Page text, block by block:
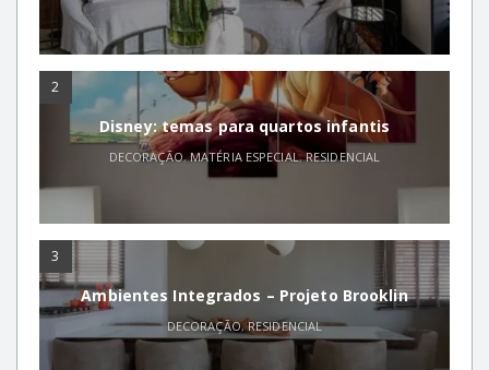
2
Disney: temas para quartos infantis
DECORAÇÃO,MATÉRIA ESPECIAL,RESIDENCIAL
3
Ambientes Integrados – Projeto Brooklin
DECORAÇÃO,RESIDENCIAL